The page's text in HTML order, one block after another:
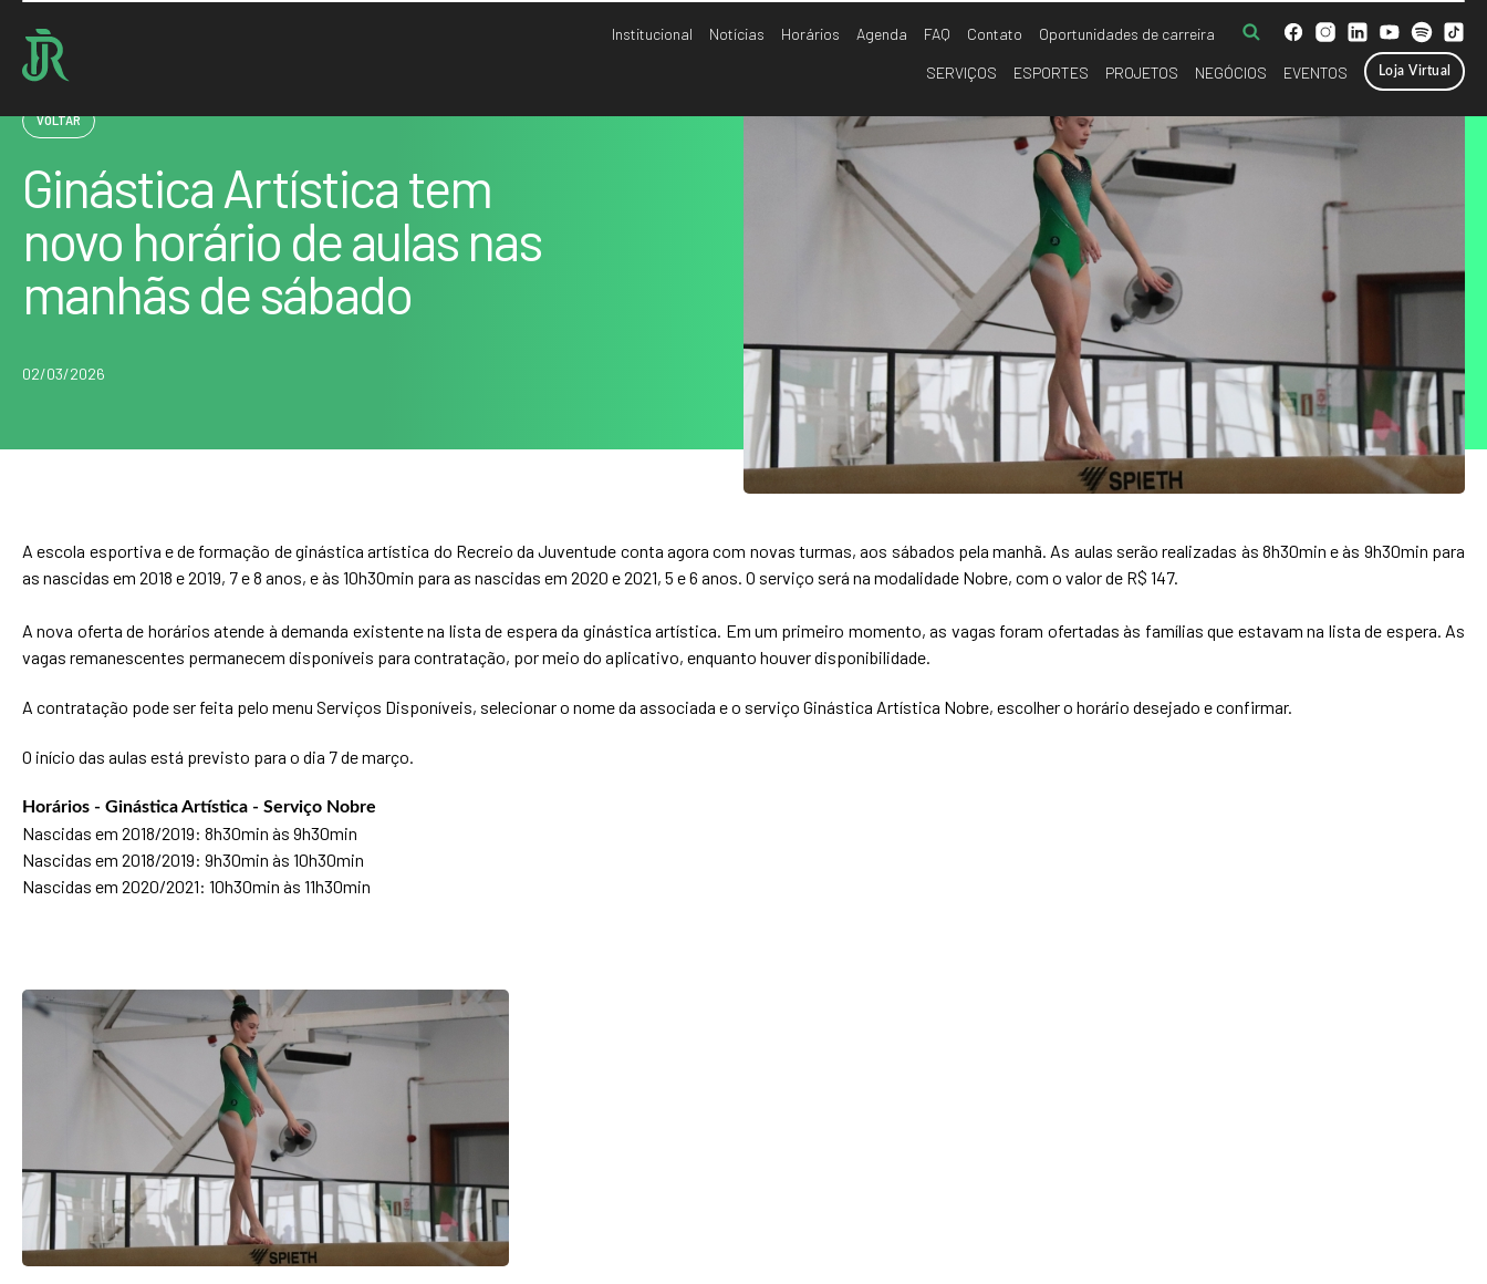
SERVIÇOS ESPORTES PROJETOS NEGÓCIOS EVENTOS Loja Virtual
Institucional Notícias Horários Agenda FAQ Contato Oportunidades de carreira
Home : Noticias : Ginástica Artística tem novo horário de aulas nas manhãs de…
VOLTAR
Ginástica Artística tem
novo horário de aulas nas
manhãs de sábado
02/03/2026
A escola esportiva e de formação de ginástica artística do Recreio da Juventude conta agora com novas turmas, aos sábados pela manhã. As aulas serão realizadas às 8h30min e às 9h30min para
as nascidas em 2018 e 2019, 7 e 8 anos, e às 10h30min para as nascidas em 2020 e 2021, 5 e 6 anos. O serviço será na modalidade Nobre, com o valor de R$ 147.
A nova oferta de horários atende à demanda existente na lista de espera da ginástica artística. Em um primeiro momento, as vagas foram ofertadas às famílias que estavam na lista de espera. As
vagas remanescentes permanecem disponíveis para contratação, por meio do aplicativo, enquanto houver disponibilidade.
A contratação pode ser feita pelo menu Serviços Disponíveis, selecionar o nome da associada e o serviço Ginástica Artística Nobre, escolher o horário desejado e confirmar.
O início das aulas está previsto para o dia 7 de março.
Horários - Ginástica Artística - Serviço Nobre
Nascidas em 2018/2019: 8h30min às 9h30min
Nascidas em 2018/2019: 9h30min às 10h30min
Nascidas em 2020/2021: 10h30min às 11h30min